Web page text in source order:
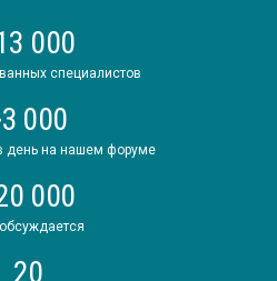
000
специалистов
000
день на нашем форуме
000
20